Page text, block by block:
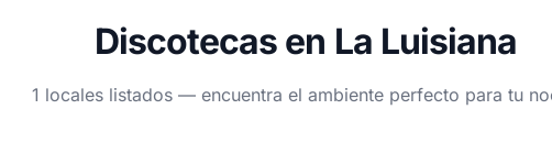
Discotecas en La Luisiana
1 locales listados — encuentra el ambiente perfecto para tu